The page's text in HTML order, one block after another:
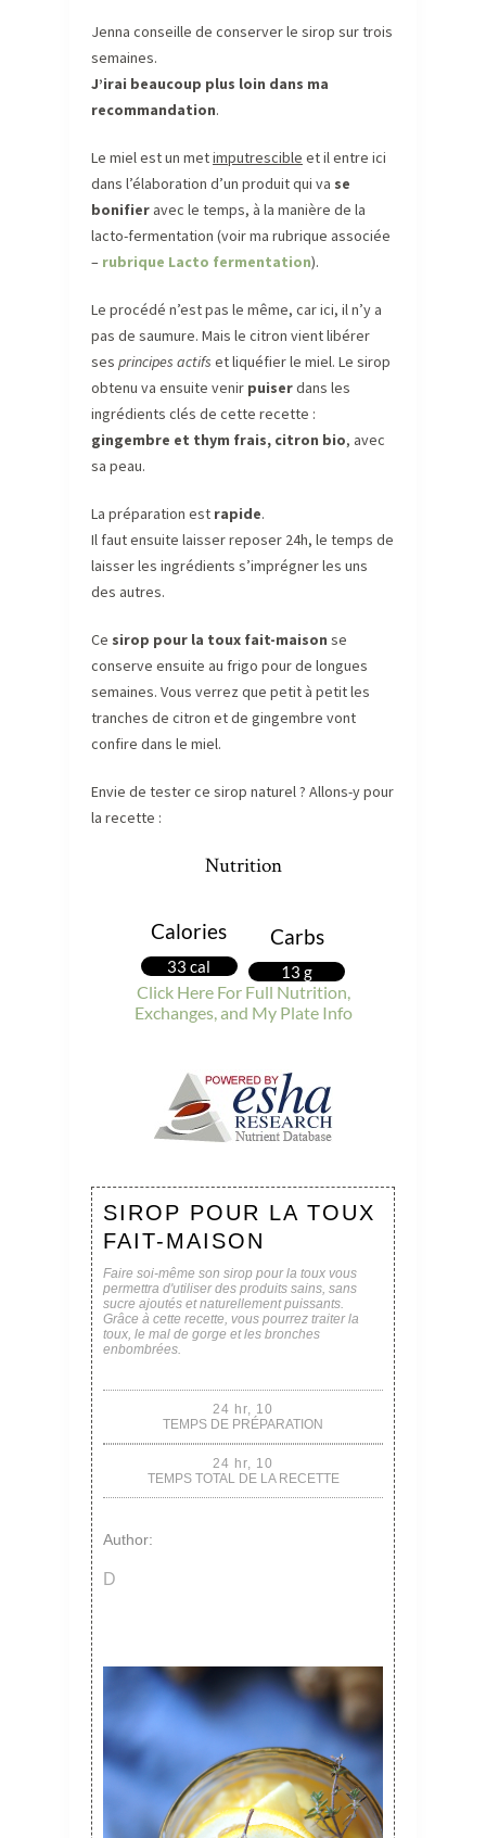
Jenna conseille de conserver le sirop sur trois
semaines.
J’irai beaucoup plus loin dans ma
recommandation.
Le miel est un metimputrescible et il entre ici
dans l’élaboration d’un produit qui va se
bonifier avec le temps, à la manière de la
lacto-fermentation (voir ma rubrique associée
– rubrique Lacto fermentation).
Le procédé n’est pas le même, car ici, il n’y a
pas de saumure. Mais le citron vient libérer
ses principes actifs et liquéfier le miel. Le sirop
obtenu va ensuite venir puiserdans les
ingrédients clés de cette recette :
gingembre et thym frais, citron bio, avec
sa peau.
La préparation est rapide.
Il faut ensuite laisser reposer 24h, le temps de
laisser les ingrédients s’imprégner les uns
des autres.
Ce sirop pour la toux fait-maison se
conserve ensuite au frigo pour de longues
semaines. Vous verrez que petit à petit les
tranches de citron et de gingembre vont
confire dans le miel.
Envie de tester ce sirop naturel ? Allons-y pour
la recette :
Nutrition
Calories
33 cal
Carbs
13 g
Click Here For Full Nutrition,
Exchanges, and My Plate Info
SIROP POUR LA TOUX
FAIT-MAISON
Faire soi-même son sirop pour la toux vous
permettra d'utiliser des produits sains, sans
sucre ajoutés et naturellement puissants.
Grâce à cette recette, vous pourrez traiter la
toux, le mal de gorge et les bronches
enbombrées.
24 hr, 10
TEMPS DE PRÉPARATION
24 hr, 10
TEMPS TOTAL DE LA RECETTE
Author:
D